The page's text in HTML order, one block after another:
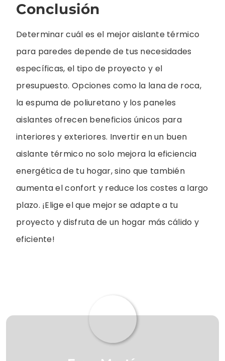
Conclusión
Determinar cuál es el mejor aislante térmico
para paredes depende de tus necesidades
específicas, el tipo de proyecto y el
presupuesto. Opciones como la lana de roca,
la espuma de poliuretano y los paneles
aislantes ofrecen beneficios únicos para
interiores y exteriores. Invertir en un buen
aislante térmico no solo mejora la eficiencia
energética de tu hogar, sino que también
aumenta el confort y reduce los costes a largo
plazo. ¡Elige el que mejor se adapte a tu
proyecto y disfruta de un hogar más cálido y
eficiente!